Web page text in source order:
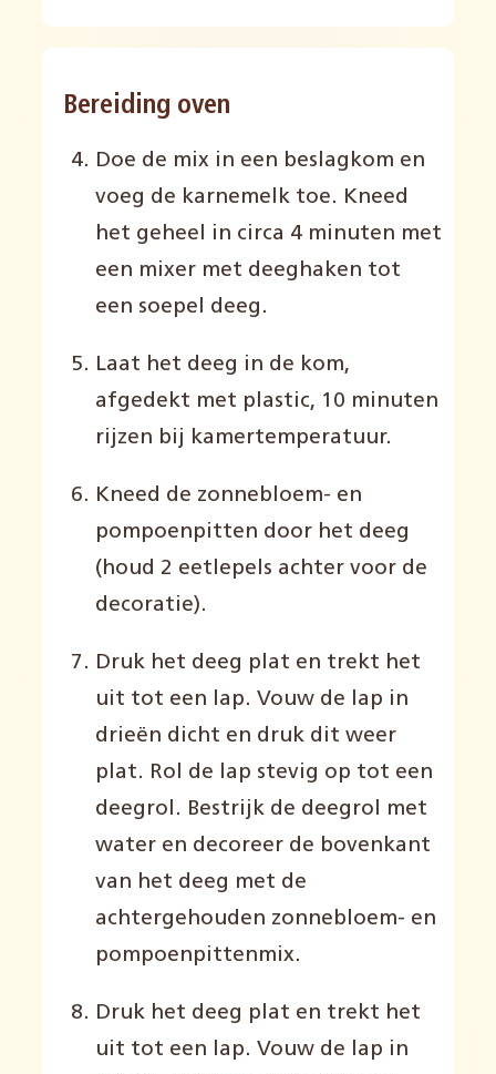
Bereiding oven
Doe de mix in een beslagkom en
voeg de karnemelk toe. Kneed
het geheel in circa 4 minuten met
een mixer met deeghaken tot
een soepel deeg.
Laat het deeg in de kom,
afgedekt met plastic, 10 minuten
rijzen bij kamertemperatuur.
Kneed de zonnebloem- en
pompoenpitten door het deeg
(houd 2 eetlepels achter voor de
decoratie).
Druk het deeg plat en trekt het
uit tot een lap. Vouw de lap in
drieën dicht en druk dit weer
plat. Rol de lap stevig op tot een
deegrol. Bestrijk de deegrol met
water en decoreer de bovenkant
van het deeg met de
achtergehouden zonnebloem- en
pompoenpittenmix.
Druk het deeg plat en trekt het
uit tot een lap. Vouw de lap in